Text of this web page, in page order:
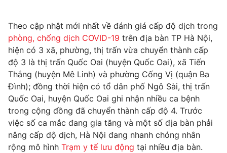
Thế giới đó đây
Câu chuyện quốc tế
Kinh tế
Tài chính
Thị trường
Góc doanh nghiệp
Dữ liệu và đời sống
Truyền hình
Phim VTV
Hậu trường
Nhân vật
Giải trí
Điện ảnh
Đời sống
Theo cập nhật mới nhất về đánh giá cấp độ dịch trong
phòng, chống dịch COVID-19 trên địa bàn TP Hà Nội,
hiện có 3 xã, phường, thị trấn vừa chuyển thành cấp
độ 3 là thị trấn Quốc Oai (huyện Quốc Oai), xã Tiến
Thắng (huyện Mê Linh) và phường Cống Vị (quận Ba
Đình); đồng thời hiện có tổ dân phố Ngô Sài, thị trấn
Quốc Oai, huyện Quốc Oai ghi nhận nhiều ca bệnh
trong cộng đồng đã chuyển thành cấp độ 4. Trước
việc số ca mắc đang gia tăng và một số địa bàn phải
nâng cấp độ dịch, Hà Nội đang nhanh chóng nhân
rộng mô hình Trạm y tế lưu động tại nhiều địa bàn.